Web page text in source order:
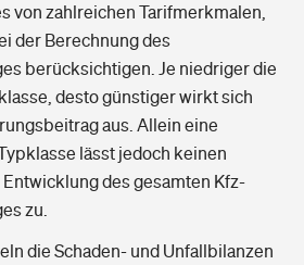
von zahlreichen Tarifmerkmalen,
der Berechnung des
berücksichtigen. Je niedriger die
desto günstiger wirkt sich
aus. Allein eine
lässt jedoch keinen
des gesamten Kfz-
zu.
die Schaden- und Unfallbilanzen